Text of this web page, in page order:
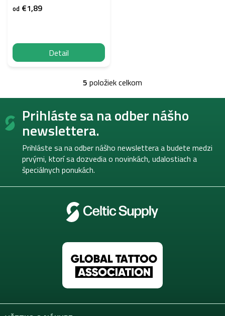
od €1,89
Detail
O
v
á
d
c
i
e
y
v
p
s
u
5 položiek celkom
Z
Prihláste sa na odber nášho
newslettera.
Prihláste sa na odber nášho newslettera a budete medzi
prvými, ktorí sa dozvedia o novinkách, udalostiach a
špeciálnych ponukách.